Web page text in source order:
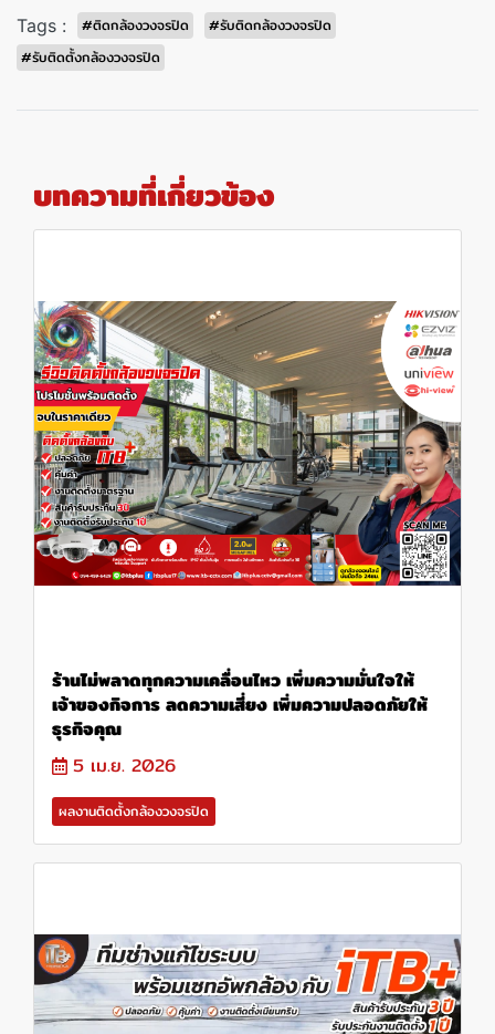
Tags : #ติดกล้องวงจรปิด
#รับติดกล้องวงจรปิด
#รับติดตั้งกล้องวงจรปิด
บทความที่เกี่ยวข้อง
ร้านไม่พลาดทุกความเคลื่อนไหว เพิ่มความมั่นใจให้
เจ้าของกิจการ ลดความเสี่ยง เพิ่มความปลอดภัยให้
ธุรกิจคุณ
5 เม.ย. 2026
ผลงานติดตั้งกล้องวงจรปิด